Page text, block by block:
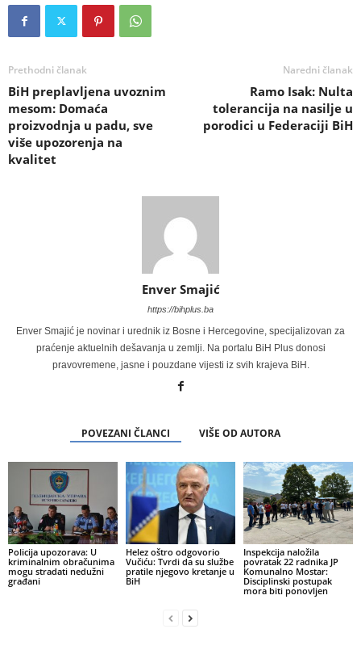
Prethodni članak
BiH preplavljena uvoznim
mesom: Domaća
proizvodnja u padu, sve
više upozorenja na
kvalitet
Naredni članak
Ramo Isak: Nulta
tolerancija na nasilje u
porodici u Federaciji BiH
Enver Smajić
https://bihplus.ba
Enver Smajić je novinar i urednik iz Bosne i Hercegovine, specijalizovan za
praćenje aktuelnih dešavanja u zemlji. Na portalu BiH Plus donosi
pravovremene, jasne i pouzdane vijesti iz svih krajeva BiH.
POVEZANI ČLANCI VIŠE OD AUTORA
Policija upozorava: U
kriminalnim obračunima
mogu stradati nedužni
građani
Helez oštro odgovorio
Vučiću: Tvrdi da su službe
pratile njegovo kretanje u
BiH
Inspekcija naložila
povratak 22 radnika JP
Komunalno Mostar:
Disciplinski postupak
mora biti ponovljen